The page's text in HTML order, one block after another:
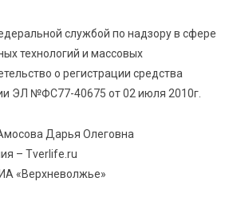
ТвГМУ посетил культурную
жители Твери расстаются с
службой по надзору в сфере
технологий и массовых
о регистрации средства
ЭЛ №ФС77-40675 от 02 июля 2010г.
Дарья Олеговна
– Tverlife.ru
«Верхневолжье»